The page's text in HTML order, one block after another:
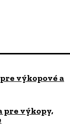
výkopové a
pre výkopy,